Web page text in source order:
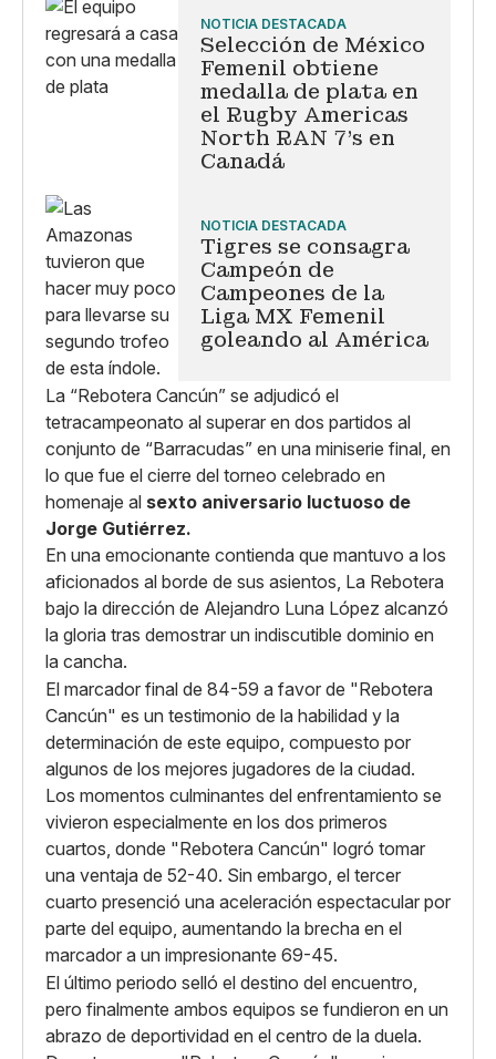
NOTICIA DESTACADA
Selección de México
Femenil obtiene
medalla de plata en
el Rugby Americas
North RAN 7's en
Canadá
NOTICIA DESTACADA
Tigres se consagra
Campeón de
Campeones de la
Liga MX Femenil
goleando al América
La “Rebotera Cancún” se adjudicó el
tetracampeonato al superar en dos partidos al
conjunto de “Barracudas” en una miniserie final, en
lo que fue el cierre del torneo celebrado en
homenaje al sexto aniversario luctuoso de
Jorge Gutiérrez.
En una emocionante contienda que mantuvo a los
aficionados al borde de sus asientos, La Rebotera
bajo la dirección de Alejandro Luna López alcanzó
la gloria tras demostrar un indiscutible dominio en
la cancha.
El marcador final de 84-59 a favor de "Rebotera
Cancún" es un testimonio de la habilidad y la
determinación de este equipo, compuesto por
algunos de los mejores jugadores de la ciudad.
Los momentos culminantes del enfrentamiento se
vivieron especialmente en los dos primeros
cuartos, donde "Rebotera Cancún" logró tomar
una ventaja de 52-40. Sin embargo, el tercer
cuarto presenció una aceleración espectacular por
parte del equipo, aumentando la brecha en el
marcador a un impresionante 69-45.
El último periodo selló el destino del encuentro,
pero finalmente ambos equipos se fundieron en un
abrazo de deportividad en el centro de la duela.